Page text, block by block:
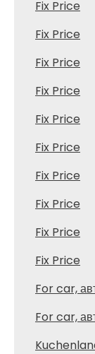
Fix Price
Fix Price
Fix Price
Fix Price
Fix Price
Fix Price
Fix Price
Fix Price
Fix Price
Fix Price
For car,
For car,